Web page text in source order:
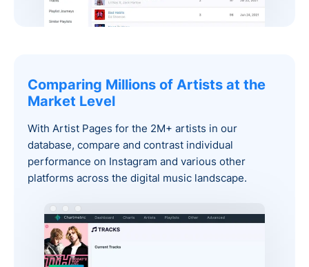
Comparing Millions of Artists at the
Market Level‍
With Artist Pages for the 2M+ artists in our
database, compare and contrast individual
performance on Instagram and various other
platforms across the digital music landscape.